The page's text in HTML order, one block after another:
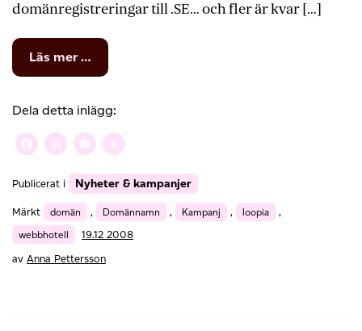
domänregistreringar till .SE… och fler är kvar […]
Läs mer …
Lek
siffror
Dela detta inlägg:
Facebook
LinkedIn
Email
Publicerat i Nyheter & kampanjer
Märkt domän , Domännamn , Kampanj , loopia
,
webbhotell
19.12 2008
av Anna Pettersson